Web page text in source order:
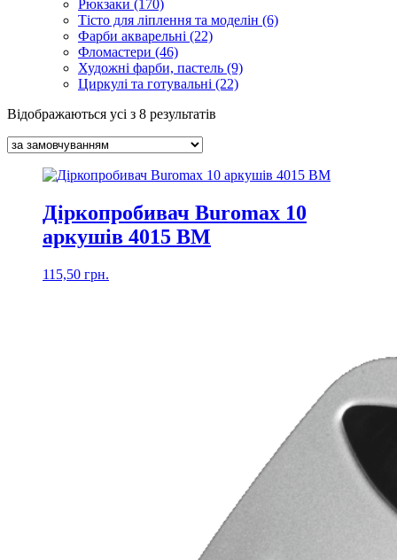
Рюкзаки (170)
Тісто для ліплення та моделін (6)
Фарби акварельні (22)
Фломастери (46)
Художні фарби, пастель (9)
Циркулі та готувальні (22)
Відображаються усі з 8 результатів
Діркопробивач Buromax 10
аркушів 4015 ВМ
115,50 грн.